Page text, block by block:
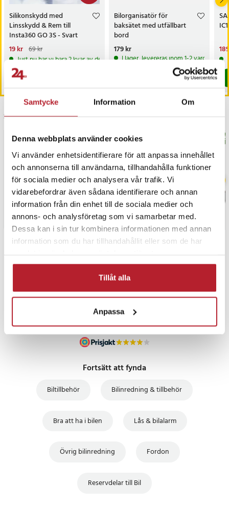
Samtycke Information Om
Denna webbplats använder cookies
Vi använder enhetsidentifierare för att anpassa innehållet
och annonserna till användarna, tillhandahålla funktioner
för sociala medier och analysera vår trafik. Vi
vidarebefordrar även sådana identifierare och annan
information från din enhet till de sociala medier och
annons- och analysföretag som vi samarbetar med.
Dessa kan i sin tur kombinera informationen med annan
information som du har tillhandahållit eller som de har
Tillåt alla
Anpassa
Silikonskydd med
Linsskydd & Rem till
Insta360 GO 3S - Svart
Nuvarande pris
pris:69 kr
19 kr 69 kr
Just nu har vi bara 2 kvar av denna produkt
Bilorganisatör för
baksätet med utfällbart
bord
Pris:179 kr
179 kr
I lager, levereras inom 1-2 vardagar
Senast besökta
BÄSTSÄLJARE
UTFÖRSÄLJNING
Fortsätt att fynda
Biltillbehör Bilinredning & tillbehör
Bra att ha i bilen Lås & bilalarm
Övrig bilinredning Fordon
Reservdelar till Bil